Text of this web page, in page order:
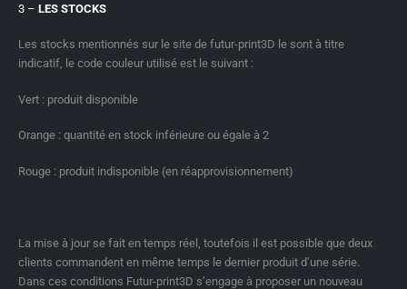
3 – LES STOCKS
Les stocks mentionnés sur le site de futur-print3D le sont à titre
indicatif, le code couleur utilisé est le suivant :
Vert : produit disponible
Orange : quantité en stock inférieure ou égale à 2
Rouge : produit indisponible (en réapprovisionnement)
La mise à jour se fait en temps réel, toutefois il est possible que deux
clients commandent en même temps le dernier produit d’une série.
Dans ces conditions Futur-print3D s’engage à proposer un nouveau